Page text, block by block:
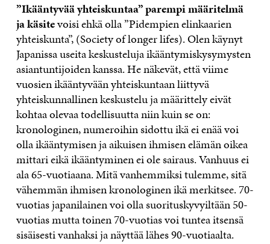
”Ikääntyvää yhteiskuntaa” parempi määritelmä
ja käsitevoisi ehkä olla ”Pidempien elinkaarien
yhteiskunta”, (Society of longer lifes). Olen käynyt
Japanissa useita keskusteluja ikääntymiskysymysten
asiantuntijoiden kanssa. He näkevät, että viime
vuosien ikääntyvään yhteiskuntaan liittyvä
yhteiskunnallinen keskustelu ja määrittely eivät
kohtaa olevaa todellisuutta niin kuin se on:
kronologinen, numeroihin sidottu ikä ei enää voi
olla ikääntymisen ja aikuisen ihmisen elämän oikea
mittari eikä ikääntyminen ei ole sairaus. Vanhuus ei
ala 65-vuotiaana. Mitä vanhemmiksi tulemme, sitä
vähemmän ihmisen kronologinen ikä merkitsee. 70-
vuotias japanilainen voi olla suorituskyvyiltään 50-
vuotias mutta toinen 70-vuotias voi tuntea itsensä
sisäisesti vanhaksi ja näyttää lähes 90-vuotiaalta.